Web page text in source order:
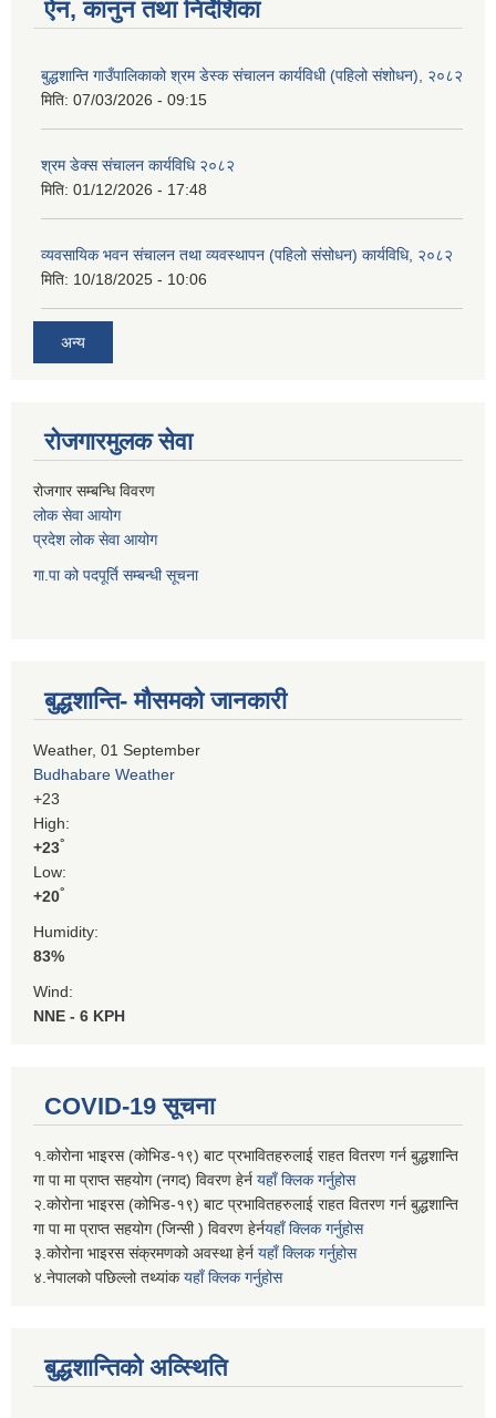
ऐन, कानुन तथा निर्देशिका
बुद्धशान्ति गाउँपालिकाको श्रम डेस्क संचालन कार्यविधी (पहिलो संशोधन), २०८२
मिति: 07/03/2026 - 09:15
श्रम डेक्स संचालन कार्यविधि २०८२
मिति: 01/12/2026 - 17:48
व्यवसायिक भवन संचालन तथा व्यवस्थापन (पहिलो संसोधन) कार्यविधि, २०८२
मिति: 10/18/2025 - 10:06
अन्य
रोजगारमुलक सेवा
रोजगार सम्बन्धि विवरण
लोक सेवा आयोग
प्रदेश लोक सेवा आयोग
गा.पा को पदपूर्ति सम्बन्धी सूचना
बुद्धशान्ति- मौसमको जानकारी
Weather, 01 September
Budhabare Weather
+23
High:
+23°
Low:
+20°
Humidity:
83%
Wind:
NNE - 6 KPH
COVID-19 सूचना
१.कोरोना भाइरस (कोभिड-१९) बाट प्रभावितहरुलाई राहत वितरण गर्न बुद्धशान्ति
गा पा मा प्राप्त सहयोग (नगद) विवरण हेर्न यहाँ क्लिक गर्नुहोस
२.कोरोना भाइरस (कोभिड-१९) बाट प्रभावितहरुलाई राहत वितरण गर्न बुद्धशान्ति
गा पा मा प्राप्त सहयोग (जिन्सी ) विवरण हेर्नयहाँ क्लिक गर्नुहोस
३.कोरोना भाइरस संक्रमणको अवस्था हेर्न यहाँ क्लिक गर्नुहोस
४.नेपालको पछिल्लो तथ्यांकयहाँ क्लिक गर्नुहोस
बुद्धशान्तिको अव्स्थिति